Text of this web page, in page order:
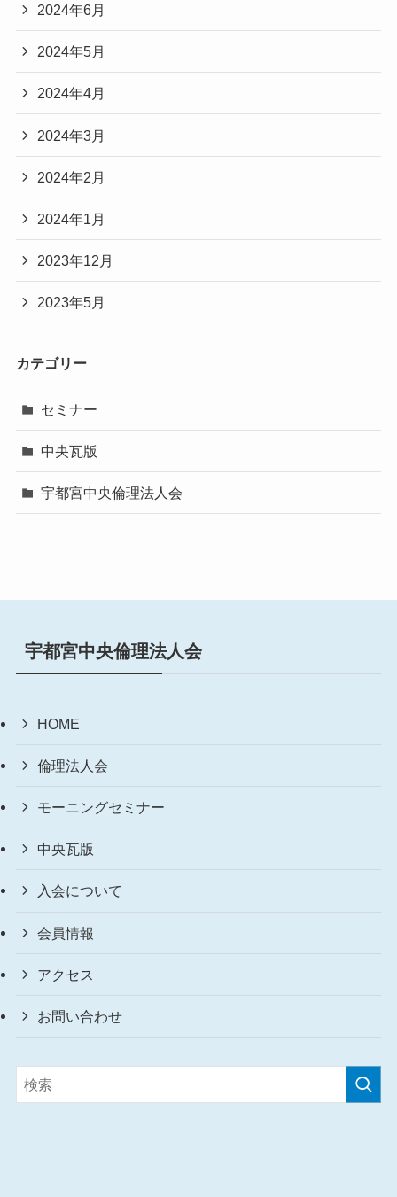
2024年6月
2024年5月
2024年4月
2024年3月
2024年2月
2024年1月
2023年12月
2023年5月
カテゴリー
セミナー
中央瓦版
宇都宮中央倫理法人会
宇都宮中央倫理法人会
HOME
倫理法人会
モーニングセミナー
中央瓦版
入会について
会員情報
アクセス
お問い合わせ